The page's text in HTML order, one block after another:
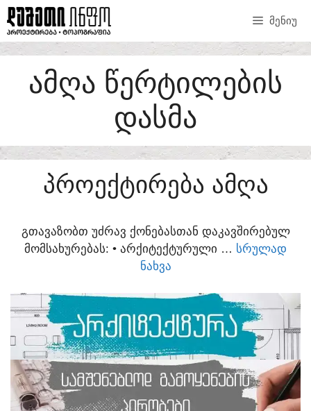
SKIP
TO
CONTENT
ᲛᲔᲜᲘᲣ
ᲐᲛᲦᲐ ᲬᲔᲠᲢᲘᲚᲔᲑᲘᲡ
ᲓᲐᲡᲛᲐ
ᲞᲠᲝᲔᲥᲢᲘᲠᲔᲑᲐ ᲐᲛᲦᲐ
ᲒᲗᲐᲕᲐᲖᲝᲑᲗ ᲣᲫᲠᲐᲕ ᲥᲝᲜᲔᲑᲐᲡᲗᲐᲜ ᲓᲐᲙᲐᲕᲨᲘᲠᲔᲑᲣᲚ
ᲛᲝᲛᲡᲐᲮᲣᲠᲔᲑᲐᲡ:​ • ᲐᲠᲥᲘᲢᲔᲥᲢᲣᲠᲣᲚᲘ … ᲡᲠᲣᲚᲐᲓ
ᲜᲐᲮᲕᲐ